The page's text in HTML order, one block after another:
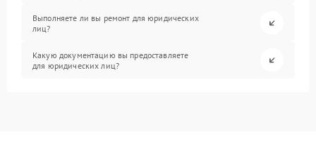
Выполняете ли вы ремонт для юридических
лиц?
Какую документацию вы предоставляете
для юридических лиц?